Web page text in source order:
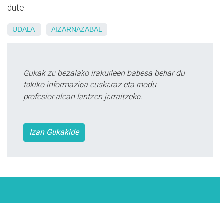
dute.
UDALA AIZARNAZABAL
Gukak zu bezalako irakurleen babesa behar du
tokiko informazioa euskaraz eta modu
profesionalean lantzen jarraitzeko.
Izan Gukakide